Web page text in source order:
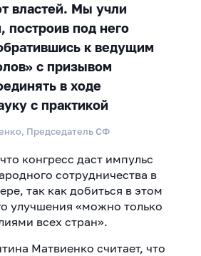
властей. Мы учли
построив под него
к ведущим
с призывом
в ходе
с практикой
Председатель СФ
конгресс даст импульс
сотрудничества в
так как добиться в этом
улучшения «можно только
всех стран».
Матвиенко считает, что